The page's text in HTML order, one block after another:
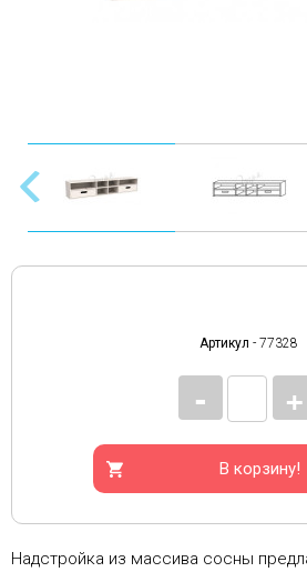
Артикул - 77328
+
-
В корзину!
Надстройка из массива сосны